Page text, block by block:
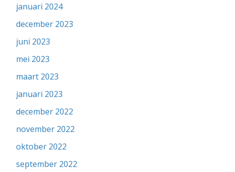
januari 2024
december 2023
juni 2023
mei 2023
maart 2023
januari 2023
december 2022
november 2022
oktober 2022
september 2022